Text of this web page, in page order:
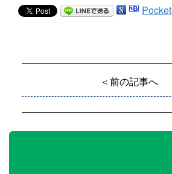
Pocket
＜前の記事へ